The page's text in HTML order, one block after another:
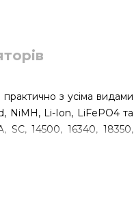
практично з усіма видами
NiMH, Li-Ion, LiFePO4 та
SС, 14500, 16340, 18350,